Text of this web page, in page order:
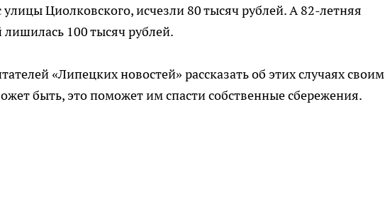
улицы Циолковского, исчезли 80 тысяч рублей. А 82-летняя
100 тысяч рублей.
«Липецких новостей» рассказать об этих случаях своим
быть, это поможет им спасти собственные сбережения.